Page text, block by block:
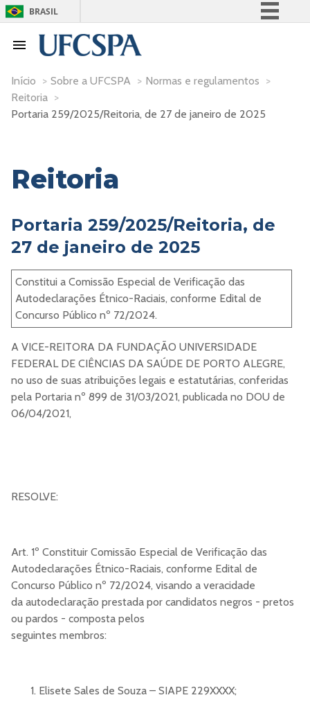
BRASIL
Participe
Início > Sobre a UFCSPA > Normas e regulamentos >
Reitoria >
Portaria 259/2025/Reitoria, de 27 de janeiro de 2025
Reitoria
Portaria 259/2025/Reitoria, de
27 de janeiro de 2025
Constitui a Comissão Especial de Verificação das
Autodeclarações Étnico-Raciais, conforme Edital de
Concurso Público nº 72/2024.
A VICE-REITORA DA FUNDAÇÃO UNIVERSIDADE
FEDERAL DE CIÊNCIAS DA SAÚDE DE PORTO ALEGRE,
no uso de suas atribuições legais e estatutárias, conferidas
pela Portaria nº 899 de 31/03/2021, publicada no DOU de
06/04/2021,
RESOLVE:
Art. 1º Constituir Comissão Especial de Verificação das
Autodeclarações Étnico-Raciais, conforme Edital de
Concurso Público nº 72/2024, visando a veracidade
da autodeclaração prestada por candidatos negros - pretos
ou pardos - composta pelos
seguintes membros:
Elisete Sales de Souza – SIAPE 229XXXX;